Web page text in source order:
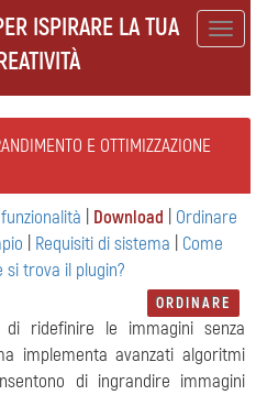
ISPIRARE LA TUA
E OTTIMIZZAZIONE
Download
Ordinare
Requisiti di sistema
Come
si trova il plugin?
ORDINARE
di ridefinire le immagini senza
implementa avanzati algoritmi
di ingrandire immagini